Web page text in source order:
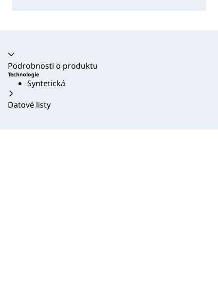
Akordeon se zhroutil
Podrobnosti o produktu
Technologie
Syntetická
Datové listy